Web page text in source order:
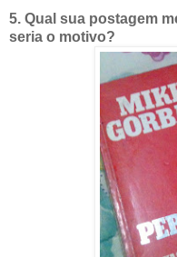
5. Qual sua postagem
seria o motivo?